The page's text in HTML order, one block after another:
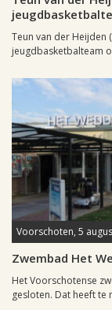
Teun van der Heijden
jeugdbasketbalteam
Voorschoten, 5
Zwembad Het
Het Voorschotense
gesloten. Dat heeft te